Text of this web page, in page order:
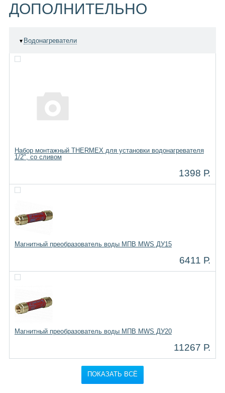
ДОПОЛНИТЕЛЬНО
▼ Водонагреватели
Набор монтажный THERMEX для установки водонагревателя
1/2", со сливом
1398 Р.
Магнитный преобразователь воды МПВ MWS ДУ15
6411 Р.
Магнитный преобразователь воды МПВ MWS ДУ20
11267 Р.
ПОКАЗАТЬ ВСЁ